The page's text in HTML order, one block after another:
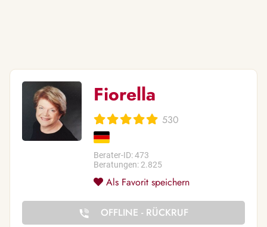
Fiorella
530
Berater-ID: 473
Beratungen: 2.825
Als Favorit speichern
OFFLINE - RÜCKRUF